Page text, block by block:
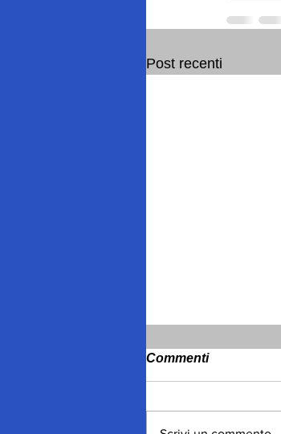
Post recenti
Commenti